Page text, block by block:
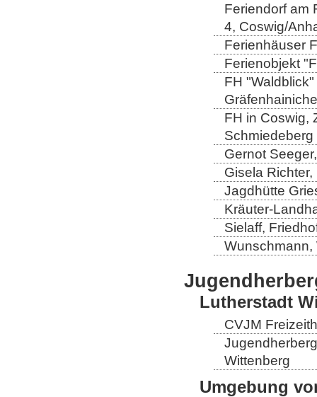
Feriendorf am
4, Coswig/
Ferienhäuser
Ferienobjekt
FH
FH in Coswig,
Schmiedeberg
Gernot
Gisela
Jagdhütte
Kräuter-
Sielaff,
Wunschmann,
Lutherstadt
CVJM
Wittenberg
Umgebung